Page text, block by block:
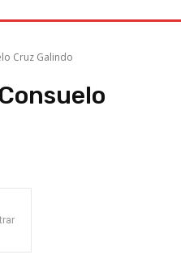
Cruz Galindo